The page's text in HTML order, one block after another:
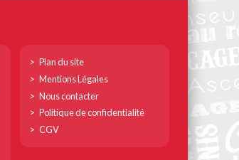
Footer
col
Plan du site
Mentions Légales
Nous contacter
Politique de confidentialité
CGV